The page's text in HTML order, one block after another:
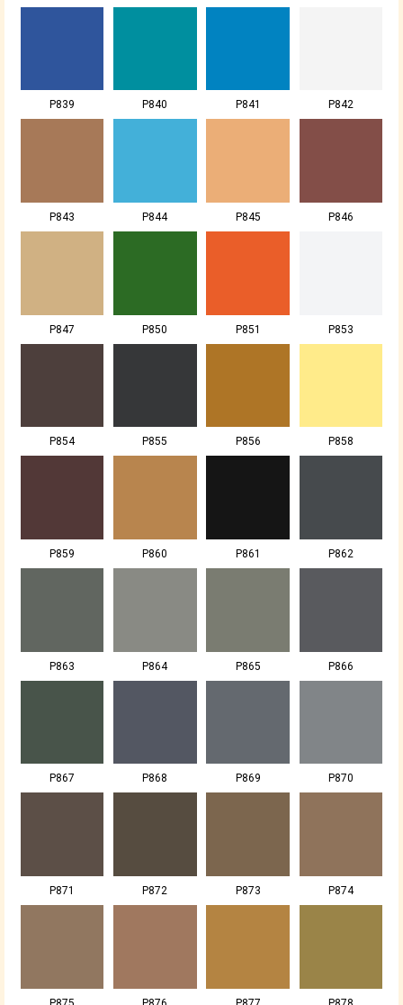
P839 P840 P841 P842
P843 P844 P845 P846
P847 P850 P851 P853
P854 P855 P856 P858
P859 P860 P861 P862
P863 P864 P865 P866
P867 P868 P869 P870
P871 P872 P873 P874